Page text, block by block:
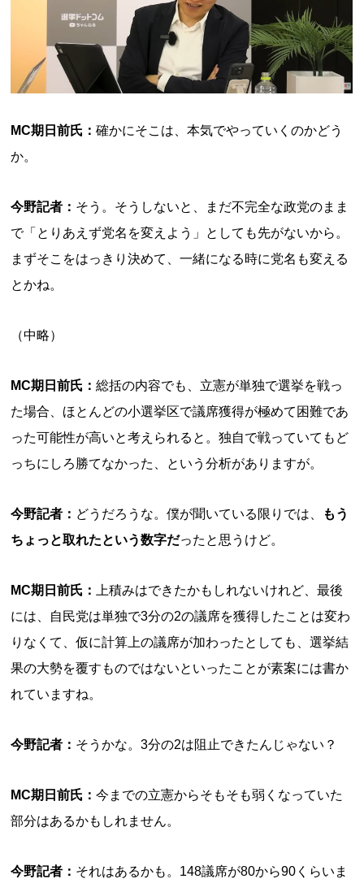
MC期日前氏：確かにそこは、本気でやっていくのかどう
か。
今野記者： そう。そうしないと、まだ不完全な政党のまま
で「とりあえず党名を変えよう」としても先がないから。
まずそこをはっきり決めて、一緒になる時に党名も変える
とかね。
（中略）
MC期日前氏：総括の内容でも、立憲が単独で選挙を戦っ
た場合、ほとんどの小選挙区で議席獲得が極めて困難であ
った可能性が高いと考えられると。独自で戦っていてもど
っちにしろ勝てなかった、という分析がありますが。
今野記者： どうだろうな。僕が聞いている限りでは、
もう
ちょっと取れたという数字だったと思うけど。
MC期日前氏：
上積みはできたかもしれないけれど、最後
には、自民党は単独で3分の2の議席を獲得したことは変わ
りなくて、仮に計算上の議席が加わったとしても、選挙結
果の大勢を覆すものではないといったことが素案には書か
れていますね。
今野記者： そうかな。3分の2は阻止できたんじゃない？
MC期日前氏：今までの立憲からそもそも弱くなっていた
部分はあるかもしれません。
今野記者： それはあるかも。148議席が80から90くらいま